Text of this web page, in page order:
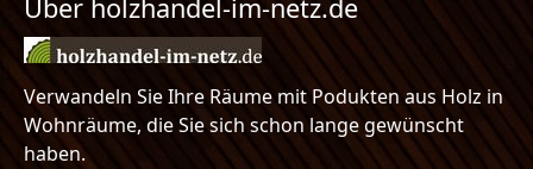
Über holzhandel-im-netz.de
Verwandeln Sie Ihre Räume mit Podukten aus Holz in
Wohnräume, die Sie sich schon lange gewünscht
haben.